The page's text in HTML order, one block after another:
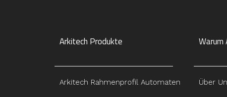
Arkitech Produkte
Arkitech Rahmenprofil Automaten
Warum
Über